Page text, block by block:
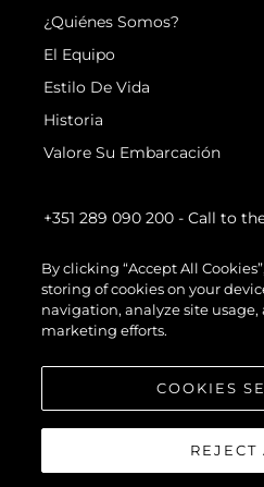
¿Quiénes Somos?
El Equipo
Estilo De Vida
Historia
Valore Su Embarcación
+351 289 090 200 - Call to
By clicking “Accept All
storing of cookies on your
navigation, analyze site usage,
marketing efforts.
COOKIES
REJECT